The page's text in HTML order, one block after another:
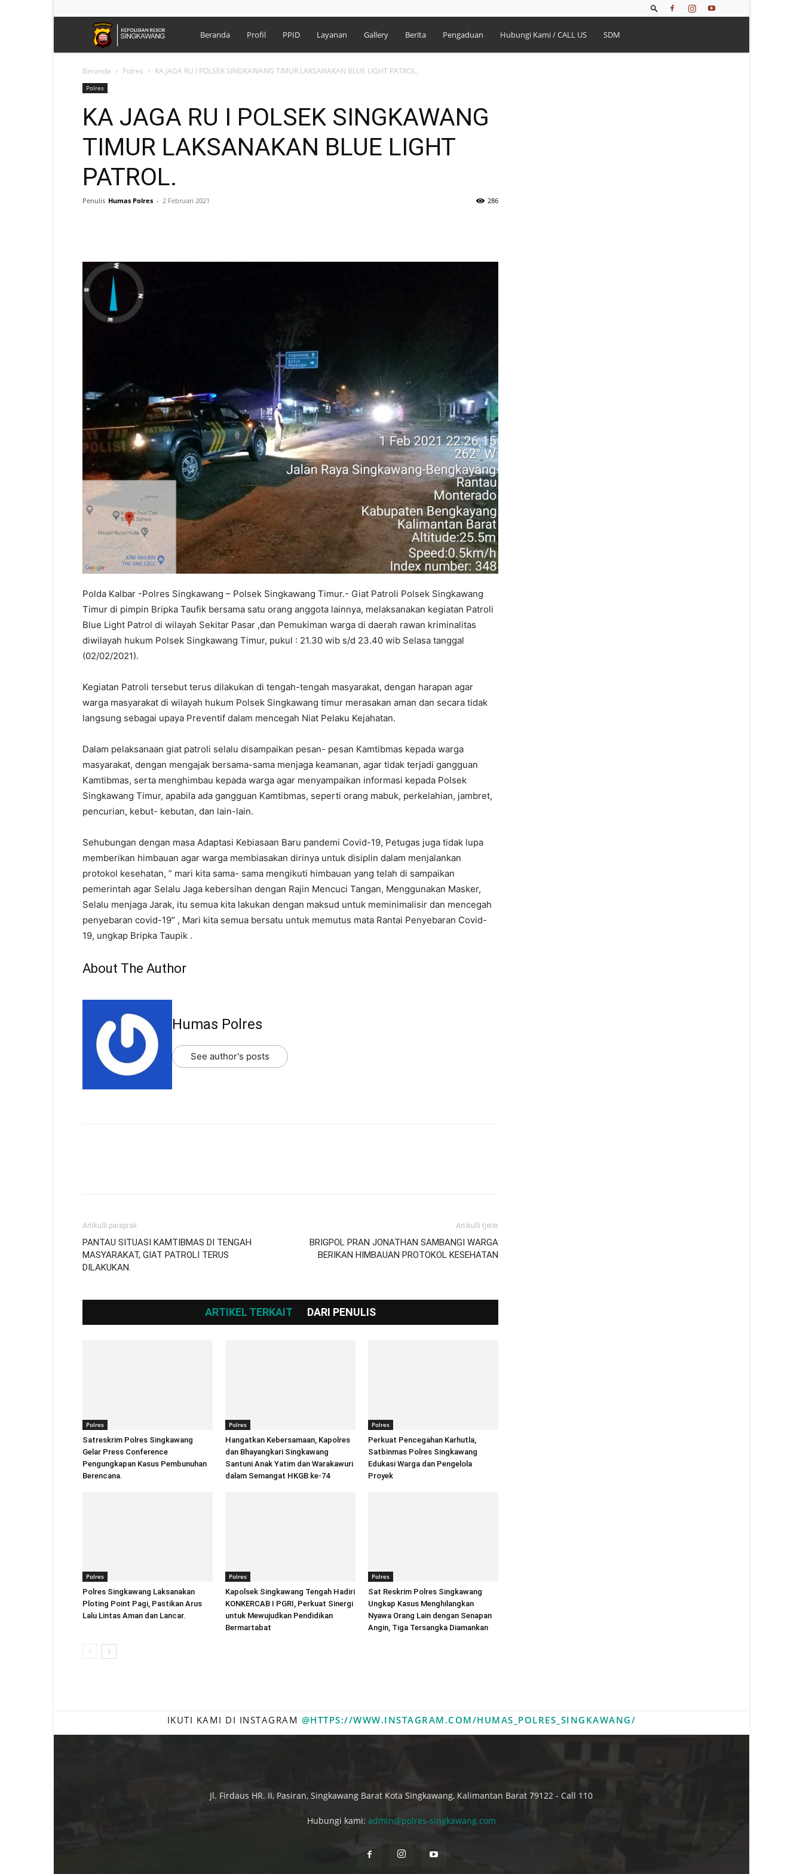
Polres
Singkawang
Beranda Profil PPID Layanan Gallery Berita Pengaduan Hubungi Kami / CALL US SDM
Beranda Polres KA JAGA RU I POLSEK SINGKAWANG TIMUR LAKSANAKAN BLUE LIGHT PATROL.
Polres
KA JAGA RU I POLSEK SINGKAWANG
TIMUR LAKSANAKAN BLUE LIGHT
PATROL.
Penulis Humas Polres - 2 Februari 2021 286
Polda Kalbar -Polres Singkawang – Polsek Singkawang Timur.- Giat Patroli Polsek Singkawang
Timur di pimpin Bripka Taufik bersama satu orang anggota lainnya, melaksanakan kegiatan Patroli
Blue Light Patrol di wilayah Sekitar Pasar ,dan Pemukiman warga di daerah rawan kriminalitas
diwilayah hukum Polsek Singkawang Timur, pukul : 21.30 wib s/d 23.40 wib Selasa tanggal
(02/02/2021).
Kegiatan Patroli tersebut terus dilakukan di tengah-tengah masyarakat, dengan harapan agar
warga masyarakat di wilayah hukum Polsek Singkawang timur merasakan aman dan secara tidak
langsung sebagai upaya Preventif dalam mencegah Niat Pelaku Kejahatan.
Dalam pelaksanaan giat patroli selalu disampaikan pesan- pesan Kamtibmas kepada warga
masyarakat, dengan mengajak bersama-sama menjaga keamanan, agar tidak terjadi gangguan
Kamtibmas, serta menghimbau kepada warga agar menyampaikan informasi kepada Polsek
Singkawang Timur, apabila ada gangguan Kamtibmas, seperti orang mabuk, perkelahian, jambret,
pencurian, kebut- kebutan, dan lain-lain.
Sehubungan dengan masa Adaptasi Kebiasaan Baru pandemi Covid-19, Petugas juga tidak lupa
memberikan himbauan agar warga membiasakan dirinya untuk disiplin dalam menjalankan
protokol kesehatan, ” mari kita sama- sama mengikuti himbauan yang telah di sampaikan
pemerintah agar Selalu Jaga kebersihan dengan Rajin Mencuci Tangan, Menggunakan Masker,
Selalu menjaga Jarak, itu semua kita lakukan dengan maksud untuk meminimalisir dan mencegah
penyebaran covid-19″ , Mari kita semua bersatu untuk memutus mata Rantai Penyebaran Covid-
19, ungkap Bripka Taupik .
About The Author
Humas Polres
See author's posts
Artikulli paraprak
PANTAU SITUASI KAMTIBMAS DI TENGAH
MASYARAKAT, GIAT PATROLI TERUS
DILAKUKAN.
Artikulli tjetër
BRIGPOL PRAN JONATHAN SAMBANGI WARGA
BERIKAN HIMBAUAN PROTOKOL KESEHATAN
ARTIKEL TERKAIT DARI PENULIS
Polres
Satreskrim Polres Singkawang
Gelar Press Conference
Pengungkapan Kasus Pembunuhan
Berencana.
Polres
Hangatkan Kebersamaan, Kapolres
dan Bhayangkari Singkawang
Santuni Anak Yatim dan Warakawuri
dalam Semangat HKGB ke-74
Polres
Perkuat Pencegahan Karhutla,
Satbinmas Polres Singkawang
Edukasi Warga dan Pengelola
Proyek
Polres
Polres Singkawang Laksanakan
Ploting Point Pagi, Pastikan Arus
Lalu Lintas Aman dan Lancar.
Polres
Kapolsek Singkawang Tengah Hadiri
KONKERCAB I PGRI, Perkuat Sinergi
untuk Mewujudkan Pendidikan
Bermartabat
Polres
Sat Reskrim Polres Singkawang
Ungkap Kasus Menghilangkan
Nyawa Orang Lain dengan Senapan
Angin, Tiga Tersangka Diamankan
IKUTI KAMI DI INSTAGRAM @HTTPS://WWW.INSTAGRAM.COM/HUMAS_POLRES_SINGKAWANG/
Jl. Firdaus HR. II, Pasiran, Singkawang Barat Kota Singkawang, Kalimantan Barat 79122 - Call 110
Hubungi kami: admin@polres-singkawang.com